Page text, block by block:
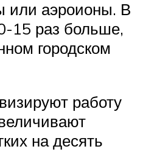
или аэроионы. В
15 раз больше,
городском
работу
на десять